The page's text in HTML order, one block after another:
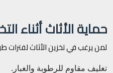
حماية الأثاث أثناء
لمن يرغب في تخزين الأثاث لفترات
تغليف مقاوم للرطوبة والغبار.